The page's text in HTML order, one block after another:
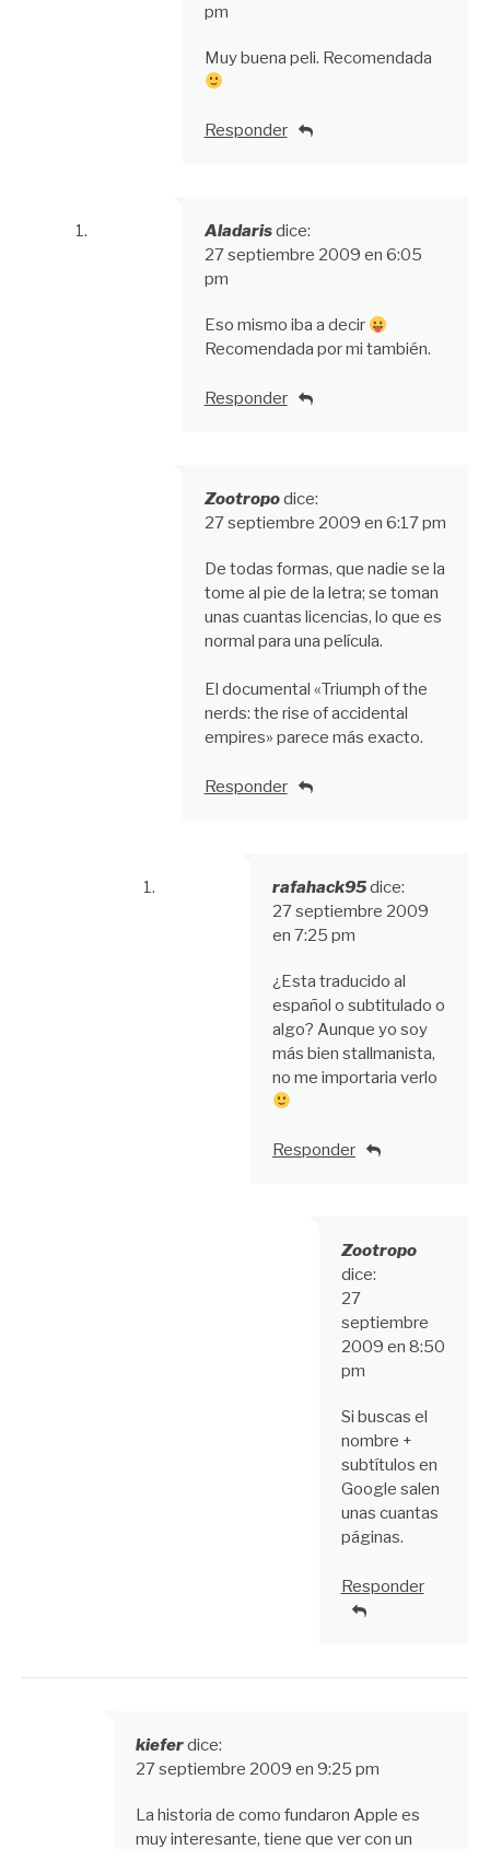
pm
Muy buena peli. Recomendada
Responder
Aladarisdice:
27 septiembre 2009 en 6:05
pm
Eso mismo iba a decir
Recomendada por mi también.
Responder
Zootropodice:
27 septiembre 2009 en 6:17 pm
De todas formas, que nadie se la
tome al pie de la letra; se toman
unas cuantas licencias, lo que es
normal para una película.
El documental «Triumph of the
nerds: the rise of accidental
empires» parece más exacto.
Responder
rafahack95dice:
27 septiembre 2009
en 7:25 pm
¿Esta traducido al
español o subtitulado o
algo? Aunque yo soy
más bien stallmanista,
no me importaria verlo
Responder
Zootropo
dice:
27
septiembre
2009 en 8:50
pm
Si buscas el
nombre +
subtítulos en
Google salen
unas cuantas
páginas.
Responder
kieferdice:
27 septiembre 2009 en 9:25 pm
La historia de como fundaron Apple es
muy interesante, tiene que ver con un